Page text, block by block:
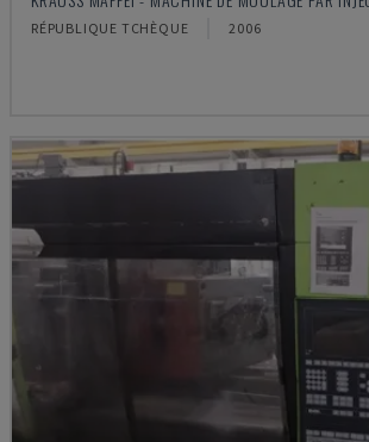
RÉPUBLIQUE TCHÈQUE 2006